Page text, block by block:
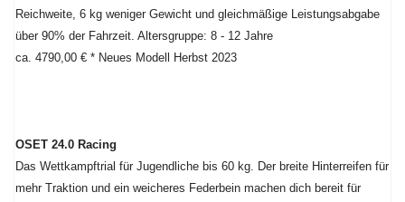
Reichweite, 6 kg weniger Gewicht und gleichmäßige Leistungsabgabe
über 90% der Fahrzeit. Altersgruppe: 8 - 12 Jahre
ca. 4790,00 € * Neues Modell Herbst 2023
OSET 24.0 Racing
Das Wettkampftrial für Jugendliche bis 60 kg. Der breite Hinterreifen für
mehr Traktion und ein weicheres Federbein machen dich bereit für